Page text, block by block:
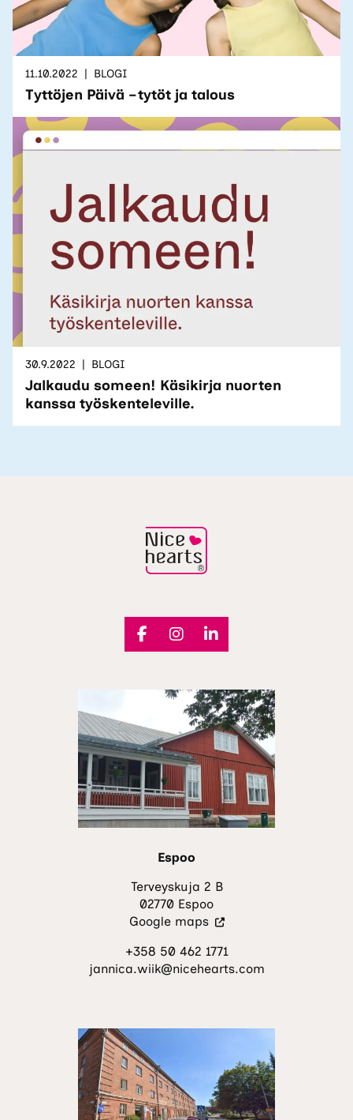
11.10.2022 BLOGI
Tyttöjen Päivä – tytöt ja talous
30.9.2022 BLOGI
Jalkaudu someen! Käsikirja nuorten
kanssa työskenteleville.
Espoo
Terveyskuja 2 B
02770 Espoo
Google maps(Vieraile
sivustolla.
Linkki
välilehteen.)
+358 50 462 1771
jannica.wiik@nicehearts.com